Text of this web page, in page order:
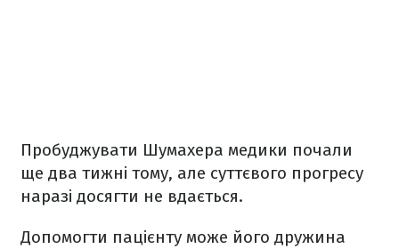
Пробуджувати Шумахера медики почали
ще два тижні тому, але суттєвого прогресу
наразі досягти не вдається.
Допомогти пацієнту може його дружина